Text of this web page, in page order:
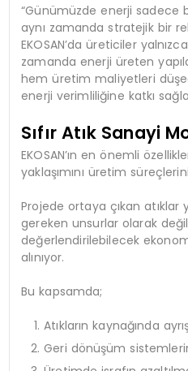
“Günümüzde enerji sadece
aynı zamanda stratejik bir
EKOSAN’da üreticiler
zamanda enerji üreten
hem üretim maliyetleri
enerji verimliliğine katkı
Sıfır Atık Sanayi
EKOSAN’ın en önemli
yaklaşımını üretim
Projede ortaya çıkan
gereken unsurlar olarak
değerlendirilebilecek
alınıyor.
Bu kapsamda;
Atıkların kaynağında
Geri dönüşüm